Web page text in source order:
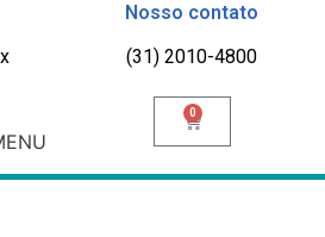
Nosso contato
(31) 2010-4800
0